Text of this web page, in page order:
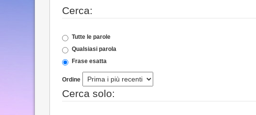
Cerca:
Tutte le parole
Qualsiasi parola
Frase esatta
Ordine
Cerca solo: